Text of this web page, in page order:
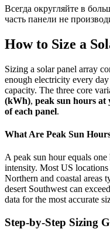
Всегда округляйте в
часть панели не
How to Size a
Sizing a solar panel array
enough electricity every
capacity. The three core
(kWh), peak sun hours at
of each panel.
What Are Peak Sun
A peak sun hour equals
intensity. Most US
Northern and coastal areas
desert Southwest can
data for the most accurate
Step-by-Step Sizing